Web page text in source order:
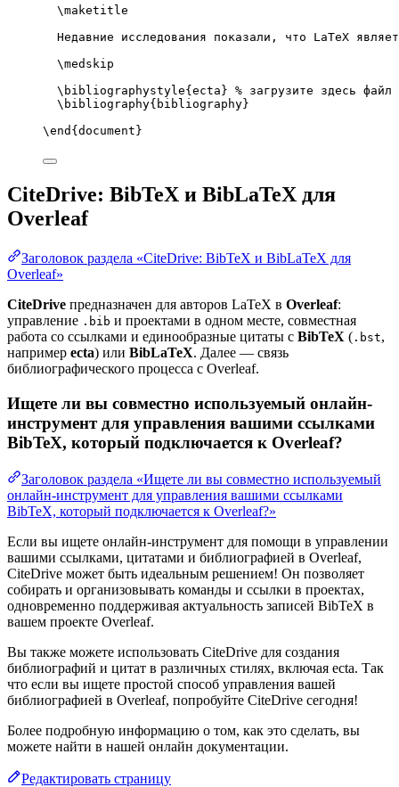
\maketitle
Недавние исследования показали, что LaTeX
\medskip
\bibliographystyle{ecta} % загрузите здесь
\bibliography{bibliography}
\end { document }
CiteDrive: BibTeX и BibLaTeX для
Overleaf
Заголовок раздела «CiteDrive: BibTeX и BibLaTeX для
Overleaf»
CiteDrive предназначен для авторов LaTeX в Overleaf:
управление .bib и проектами в одном месте, совместная
работа со ссылками и единообразные цитаты с BibTeX ( .bst,
например ecta) или BibLaTeX. Далее — связь
библиографического процесса с Overleaf.
Ищете ли вы совместно используемый онлайн-
инструмент для управления вашими ссылками
BibTeX, который подключается к Overleaf?
Заголовок раздела «Ищете ли вы совместно используемый
онлайн-инструмент для управления вашими ссылками
BibTeX, который подключается к Overleaf?»
Если вы ищете онлайн-инструмент для помощи в управлении
вашими ссылками, цитатами и библиографией в Overleaf,
CiteDrive может быть идеальным решением! Он позволяет
собирать и организовывать команды и ссылки в проектах,
одновременно поддерживая актуальность записей BibTeX в
вашем проекте Overleaf.
Вы также можете использовать CiteDrive для создания
библиографий и цитат в различных стилях, включая ecta. Так
что если вы ищете простой способ управления вашей
библиографией в Overleaf, попробуйте CiteDrive сегодня!
Более подробную информацию о том, как это сделать, вы
можете найти в нашей онлайн документации.
Редактировать страницу